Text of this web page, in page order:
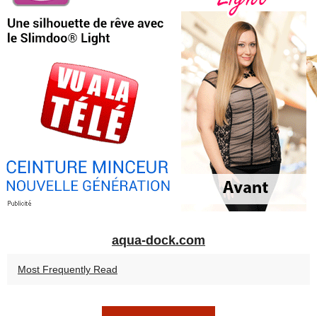
aqua-dock.com
Most Frequently Read